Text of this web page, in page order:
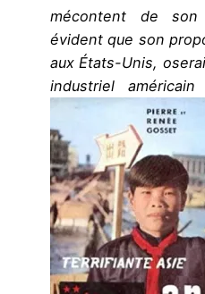
mécontent de
évident que son
aux États-Unis,
industriel